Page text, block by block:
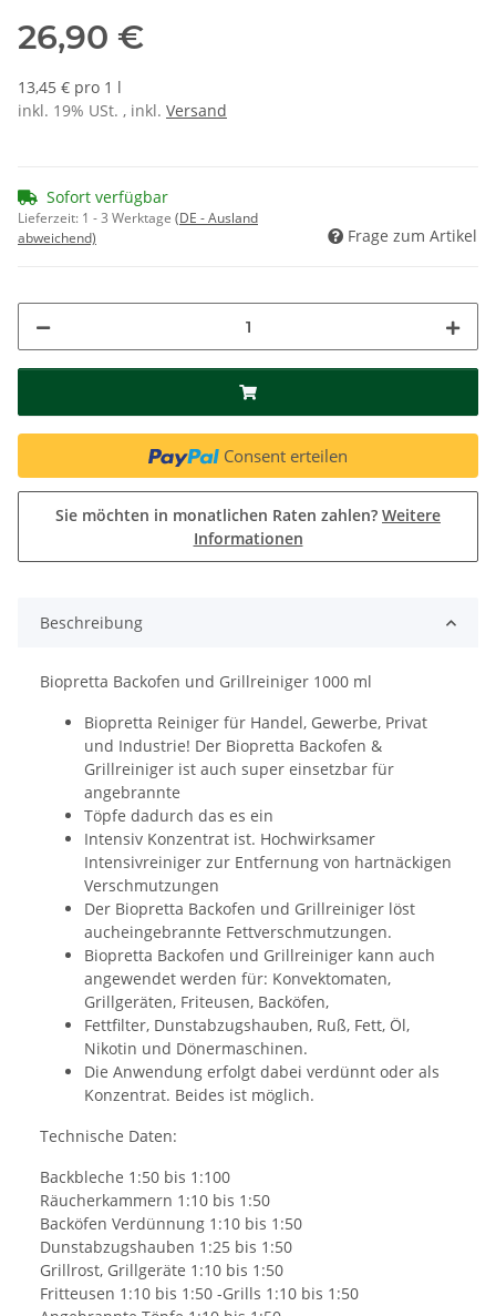
26,90 €
13,45 € pro 1 l
inkl. 19% USt. , inkl. Versand
Sofort verfügbar
Lieferzeit: 1 - 3 Werktage (DE - Ausland
abweichend)
Frage zum Artikel
Consent erteilen
Sie möchten in monatlichen Raten zahlen? Weitere
Informationen
Beschreibung
Biopretta Backofen und Grillreiniger 1000 ml
Biopretta Reiniger für Handel, Gewerbe, Privat
und Industrie! Der Biopretta Backofen &
Grillreiniger ist auch super einsetzbar für
angebrannte
Töpfe dadurch das es ein
Intensiv Konzentrat ist. Hochwirksamer
Intensivreiniger zur Entfernung von hartnäckigen
Verschmutzungen
Der Biopretta Backofen und Grillreiniger löst
aucheingebrannte Fettverschmutzungen.
Biopretta Backofen und Grillreiniger kann auch
angewendet werden für: Konvektomaten,
Grillgeräten, Friteusen, Backöfen,
Fettfilter, Dunstabzugshauben, Ruß, Fett, Öl,
Nikotin und Dönermaschinen.
Die Anwendung erfolgt dabei verdünnt oder als
Konzentrat. Beides ist möglich.
Technische Daten:
Backbleche 1:50 bis 1:100
Räucherkammern 1:10 bis 1:50
Backöfen Verdünnung 1:10 bis 1:50
Dunstabzugshauben 1:25 bis 1:50
Grillrost, Grillgeräte 1:10 bis 1:50
Fritteusen 1:10 bis 1:50 -Grills 1:10 bis 1:50